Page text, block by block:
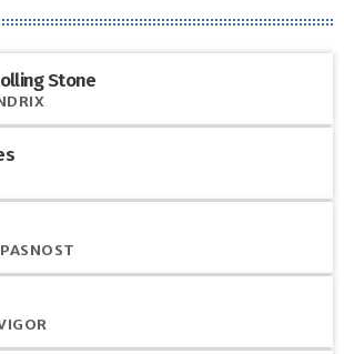
Stone